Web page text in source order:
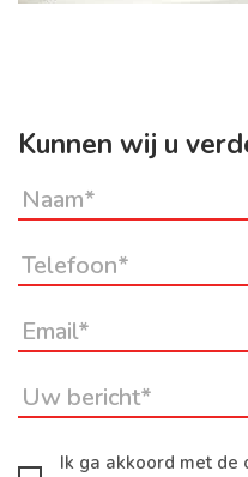
Kunnen wij u
Ik ga akkoord met